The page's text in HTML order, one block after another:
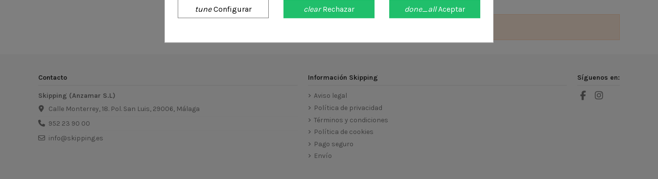
Contacto
Skipping (Anzamar S.L)
Calle Monterrey, 18. Pol. San Luis, 29006, Málaga
952 23 90 00
info@skipping.es
Información Skipping
Aviso legal
Política de privacidad
Términos y condiciones
Política de cookies
Pago seguro
Envío
Síguenos en:
tune Configurar clear Rechazar done_all Aceptar